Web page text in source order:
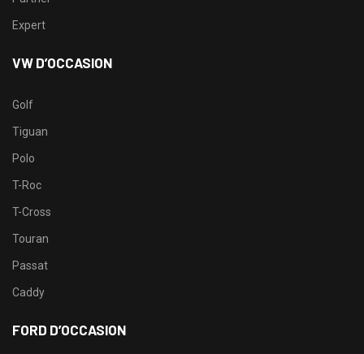
Expert
VW D’OCCASION
Golf
Tiguan
Polo
T-Roc
T-Cross
Touran
Passat
Caddy
FORD D’OCCASION